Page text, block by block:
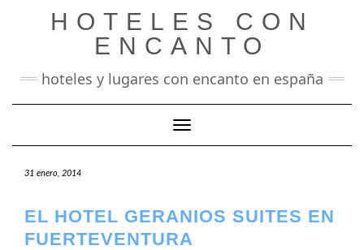
HOTELES CON
ENCANTO
hoteles y lugares con encanto en españa
Cambiar modo de navegación
31 enero, 2014
EL HOTEL GERANIOS SUITES EN
FUERTEVENTURA